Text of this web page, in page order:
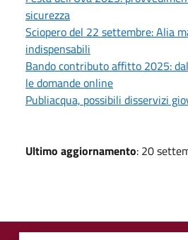
sicurezza
Sciopero del 22 settembre: Alia
indispensabili
Bando contributo affitto 2025:
le domande online
Publiacqua, possibili disservizi
Ultimo aggiornamento: 20